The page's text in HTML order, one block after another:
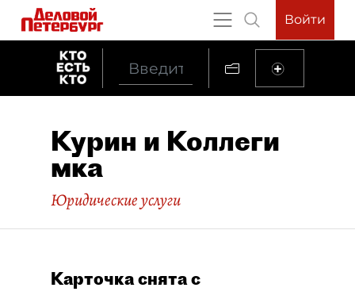
Войти
Курин и Коллеги
мка
Юридические услуги
Карточка снята с